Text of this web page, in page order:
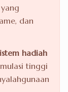
dan
hadiah
tinggi